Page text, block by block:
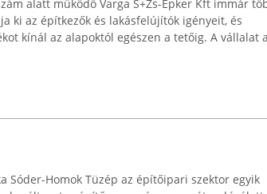
alatt működő Varga S+Zs-Épker Kft immár
ki az építkezők és lakásfelújítók igényeit, és
kínál az alapoktól egészen a tetőig. A vállalat
Sóder-Homok Tüzép az építőipari szektor egyik